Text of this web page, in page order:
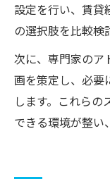
設定を行い、賃
の選択肢を比較検
次に、専門家のア
画を策定し、必要
します。これら
できる環境が整い